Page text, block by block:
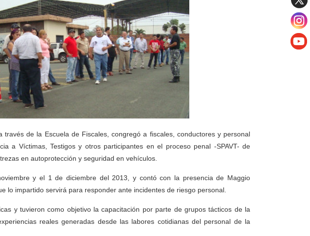
través de la Escuela de Fiscales, congregó a fiscales, conductores y personal
a Víctimas, Testigos y otros participantes en el proceso penal -SPAVT- de
en autoprotección y seguridad en vehículos.
y el 1 de diciembre del 2013, y contó con la presencia de Maggio
lo impartido servirá para responder ante incidentes de riesgo personal.
y tuvieron como objetivo la capacitación por parte de grupos tácticos de la
reales generadas desde las labores cotidianas del personal de la